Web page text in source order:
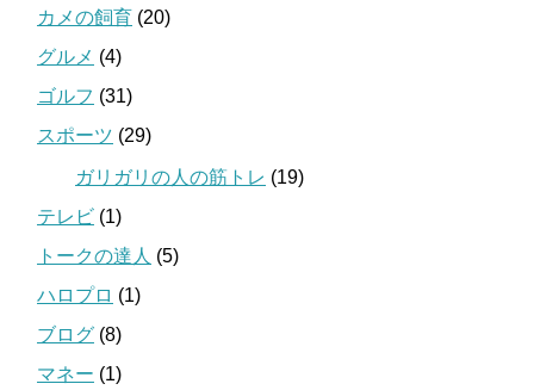
カメの飼育 (20)
グルメ (4)
ゴルフ (31)
スポーツ (29)
ガリガリの人の筋トレ (19)
テレビ (1)
トークの達人 (5)
ハロプロ (1)
ブログ (8)
マネー (1)